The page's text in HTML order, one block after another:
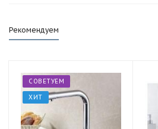
Рекомендуем
СОВЕТУЕМ
ХИТ